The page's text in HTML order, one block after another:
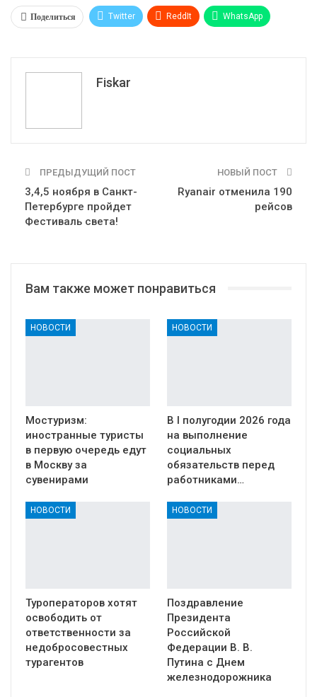
Поделиться Twitter ReddIt WhatsApp
Fiskar
ПРЕДЫДУЩИЙ ПОСТ
3,4,5 ноября в Санкт-
Петербурге пройдет
Фестиваль света!
НОВЫЙ ПОСТ
Ryanair отменила 190
рейсов
Вам также может понравиться
НОВОСТИ
Мостуризм:
иностранные туристы
в первую очередь едут
в Москву за
сувенирами
НОВОСТИ
В I полугодии 2026 года
на выполнение
социальных
обязательств перед
работниками…
НОВОСТИ
Туроператоров хотят
освободить от
ответственности за
недобросовестных
турагентов
НОВОСТИ
Поздравление
Президента
Российской
Федерации В. В.
Путина с Днем
железнодорожника